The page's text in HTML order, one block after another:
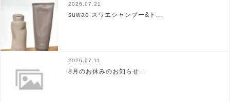
2026.07.21
suwae スワエシャンプー&ト...
2026.07.11
8月のお休みのお知らせ...